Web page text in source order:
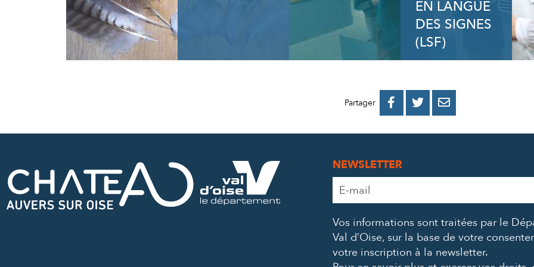
EN LANGUE
DES SIGNES
(LSF)
Partager 
PARTAGER
PARTAGER
PARTAGER
NEWSLETTER
Adresse
e-
*
Vos informations sont traitées par le
Val d’Oise, sur la base de votre
votre inscription à la newsletter.